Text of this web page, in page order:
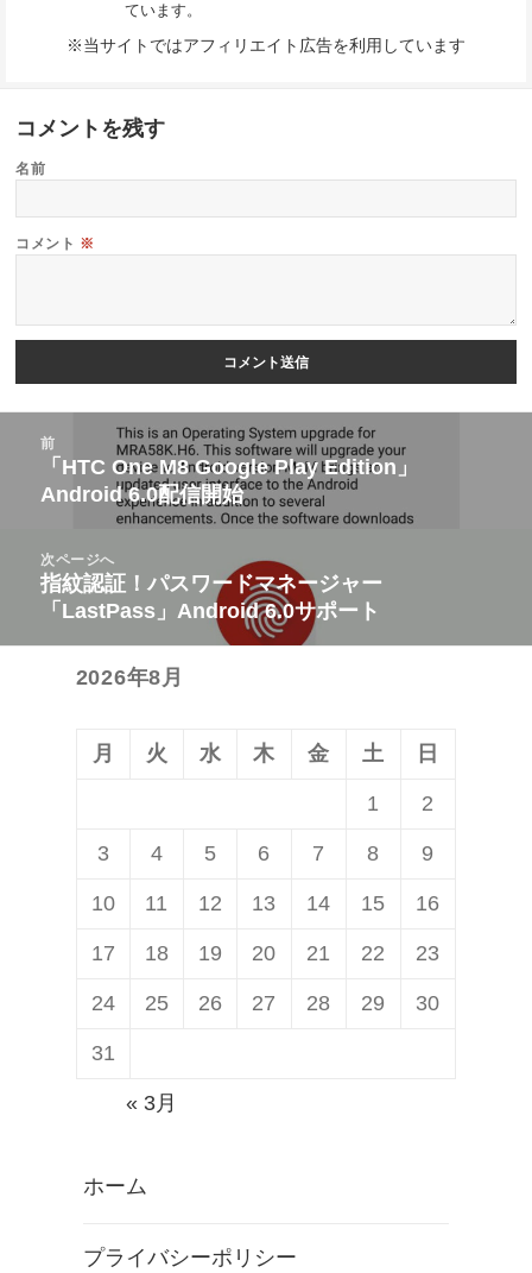
ています。
※当サイトではアフィリエイト広告を利用しています
コメントを残す
名前
コメント ※
前
前
の
稿:
「HTC One M8 Google Play Edition」
Android 6.0配信開始
次ページへ
次
指紋認証！パスワードマネージャー
「LastPass」Android 6.0サポート
2026年8月
月 火 水 木 金 土 日
1 2
3 4 5 6 7 8 9
10 11 12 13 14 15 16
17 18 19 20 21 22 23
24 25 26 27 28 29 30
31
« 3月
ホーム
プライバシーポリシー